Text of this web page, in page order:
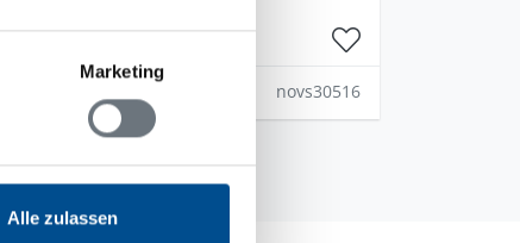
Marketing
Alle zulassen
novs30516